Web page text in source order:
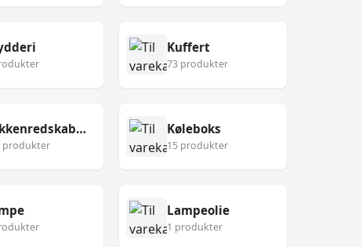
Kuffert
73 produkter
Køkkenredskaber
produkter
Køleboks
15 produkter
Lampeolie
1 produkter